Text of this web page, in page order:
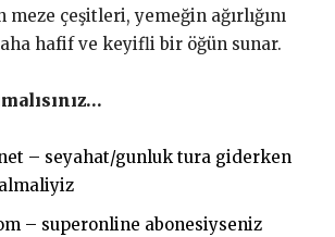
meze çeşitleri, yemeğin ağırlığını
hafif ve keyifli bir öğün sunar.
– seyahat/gunluk tura giderken
– superonline abonesiyseniz